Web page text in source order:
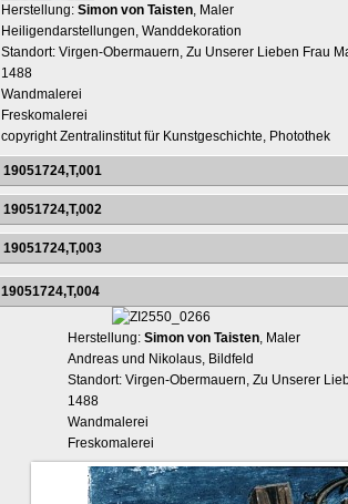
Herstellung: Simon von Taisten , Maler
Heiligendarstellungen, Wanddekoration
Standort: Virgen-Obermauern, Zu Unserer Lieben Frau
1488
Wandmalerei
Freskomalerei
copyright Zentralinstitut für Kunstgeschichte, Photothek
19051724,T,001
19051724,T,002
19051724,T,003
19051724,T,004
Herstellung: Simon von Taisten, Maler
Andreas und Nikolaus, Bildfeld
Standort: Virgen-Obermauern, Zu Unserer
1488
Wandmalerei
Freskomalerei